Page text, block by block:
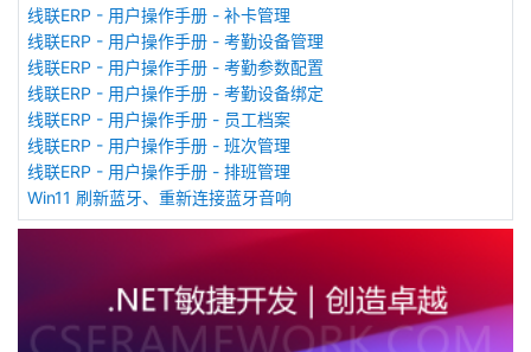
线联ERP - 用户操作手册 - 补卡管理
线联ERP - 用户操作手册 - 考勤设备管理
线联ERP - 用户操作手册 - 考勤参数配置
线联ERP - 用户操作手册 - 考勤设备绑定
线联ERP - 用户操作手册 - 员工档案
线联ERP - 用户操作手册 - 班次管理
线联ERP - 用户操作手册 - 排班管理
Win11 刷新蓝牙、重新连接蓝牙音响